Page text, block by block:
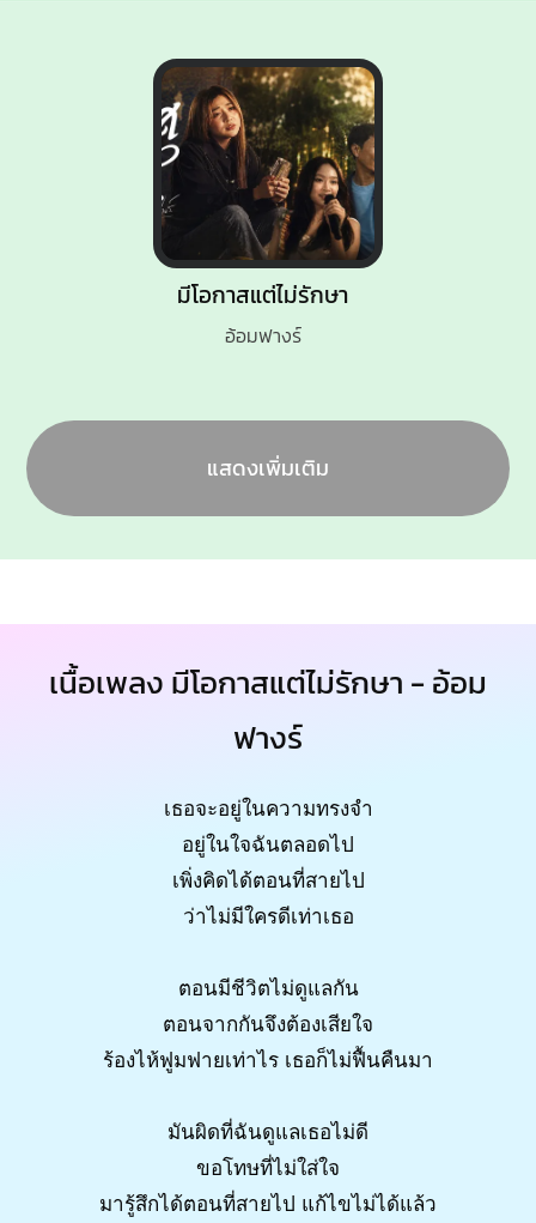
มีโอกาสแต่ไม่รักษา
อ้อมฟางร์
แสดงเพิ่มเติม
เนื้อเพลง มีโอกาสแต่ไม่รักษา - อ้อม
ฟางร์
เธอจะอยู่ในความทรงจำ
อยู่ในใจฉันตลอดไป
เพิ่งคิดได้ตอนที่สายไป
ว่าไม่มีใครดีเท่าเธอ
ตอนมีชีวิตไม่ดูแลกัน
ตอนจากกันจึงต้องเสียใจ
ร้องไห้ฟูมฟายเท่าไร เธอก็ไม่ฟื้นคืนมา
มันผิดที่ฉันดูแลเธอไม่ดี
ขอโทษที่ไม่ใส่ใจ
มารู้สึกได้ตอนที่สายไป แก้ไขไม่ได้แล้ว